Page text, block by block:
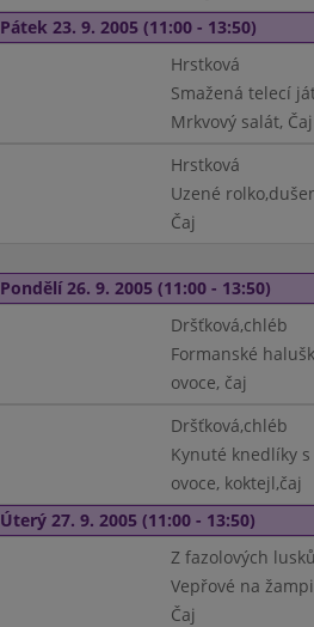
Pátek 23. 9. 2005 (11:00 - 13:50)
Hrstková
Smažená telecí
Mrkvový salát, Čaj
Hrstková
Uzené
Čaj
Pondělí 26. 9. 2005 (11:00 - 13:50)
Dršťková,chléb
Formanské
ovoce, čaj
Dršťková,chléb
Kynuté knedlíky
ovoce, koktejl,čaj
Úterý 27. 9. 2005 (11:00 - 13:50)
Z fazolových
Vepřové na
Čaj